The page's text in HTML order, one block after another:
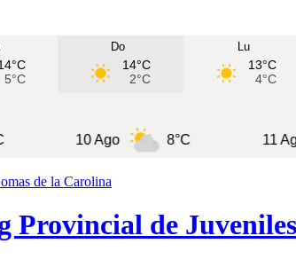
5°C
Do
14°C
2°C
Lu
13°C
4°C
8°C
de